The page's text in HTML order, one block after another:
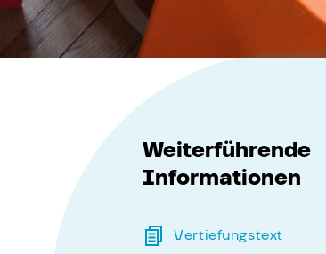
Weiterführende
Informationen
Vertiefungstext